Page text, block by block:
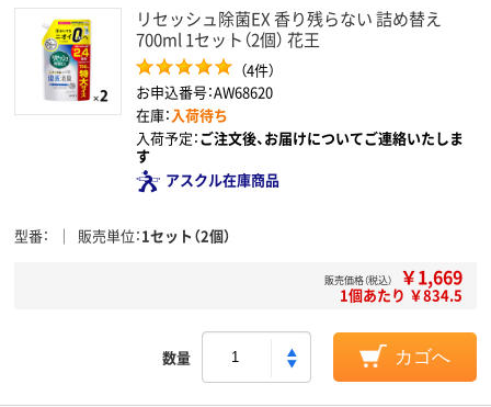
リセッシュ除菌EX 香り残らない 詰め替え
700ml 1セット（2個） 花王
（4件）
お申込番号：AW68620
在庫：入荷待ち
入荷予定：ご注文後、お届けについてご連絡いたしま
す
アスクル在庫商品
型番 販売単位 1セット（2個）
販売価格（税込） ￥1,669
1個あたり ￥834.5
数量 カゴへ